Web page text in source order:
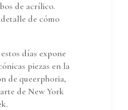
de acrílico.
de cómo
días expone
piezas en la
de queerphoria,
de New York